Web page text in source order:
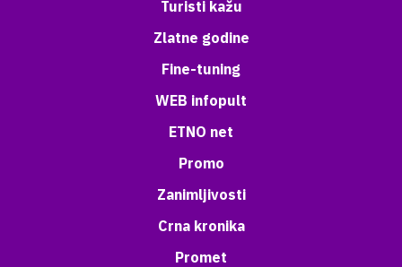
Turisti kažu
Zlatne godine
Fine-tuning
WEB infopult
ETNO net
Promo
Zanimljivosti
Crna kronika
Promet